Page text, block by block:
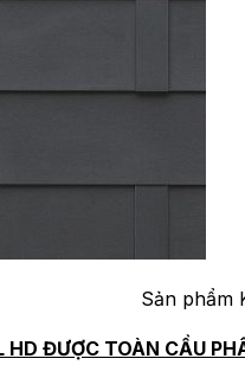
Sản phẩm
HD ĐƯỢC TOÀN CẦU